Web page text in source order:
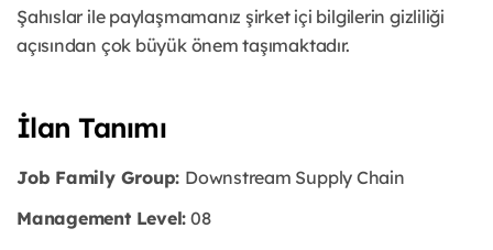
Şahıslar ile paylaşmamanız şirket içi bilgilerin gizliliği
açısından çok büyük önem taşımaktadır.
İlan Tanımı
Job Family Group: Downstream Supply Chain
Management Level: 08